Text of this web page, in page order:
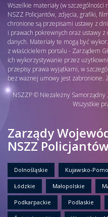
Wszelkie materiały (w
NSZZ Policjantów, zdjęcia, grafiki,
chronione są przepisami ustawy z
i prawach pokrewnych oraz ustawy
danych. Materiały te mogą być
z właścicielem portalu - Zarządem
ich wykorzystywanie przez
przepisy prawa wyjątkami, w
bez ważnej umowy jest zabronione.
NSZZP © Niezależny
Wszystkie
Zarządy
NSZZ
Dolnośląskie Kujawsko-
Łódzkie Małopolskie
Podkarpackie Podlaskie